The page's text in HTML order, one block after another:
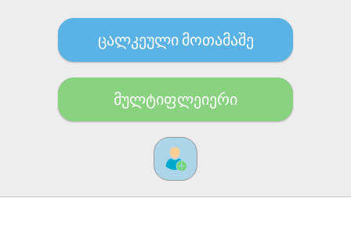
ცალკეული მოთამაშე
მულტიფლეიერი